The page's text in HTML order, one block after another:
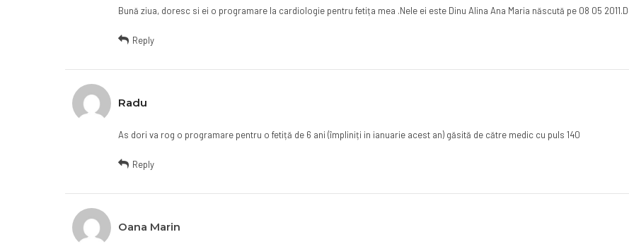
Bună ziua, doresc si ei o programare la cardiologie pentru fetița mea .Nele ei este Dinu Alina Ana Maria născută pe 08 05
Reply
Radu
As dori va rog o programare pentru o fetiță de 6 ani (împliniți in ianuarie acest an) găsită de către medic cu puls 140
Reply
Oana Marin